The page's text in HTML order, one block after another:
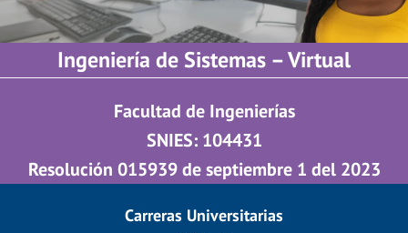
Ingeniería de Sistemas – Virtual
Facultad de Ingenierías
SNIES: 104431
Resolución 015939 de septiembre 1 del 2023
Carreras Universitarias